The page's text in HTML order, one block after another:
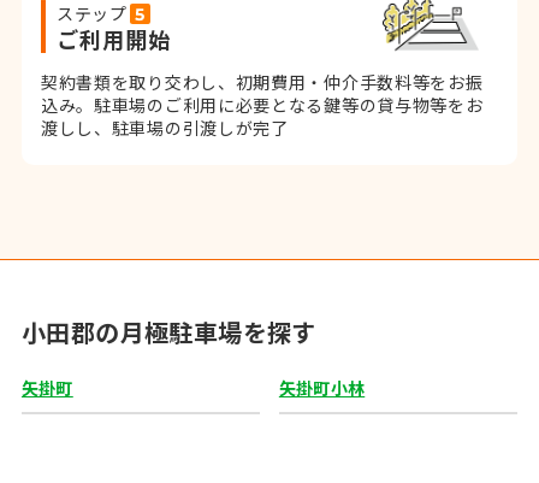
ステップ
ご利用開始
契約書類を取り交わし、初期費用・仲介手数料等をお振
込み。駐車場のご利用に必要となる鍵等の貸与物等をお
渡しし、駐車場の引渡しが完了
小田郡の月極駐車場を探す
矢掛町 矢掛町小林